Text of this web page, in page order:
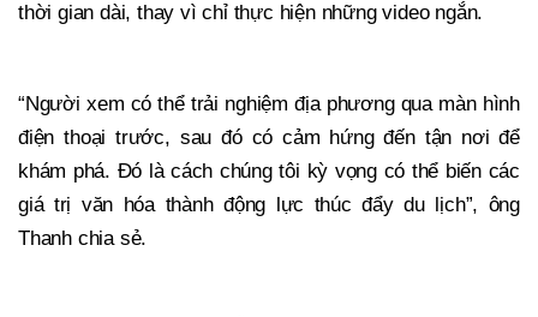
thời gian dài, thay vì chỉ thực hiện những video ngắn.
“Người xem có thể trải nghiệm địa phương qua màn hình
điện thoại trước, sau đó có cảm hứng đến tận nơi để
khám phá. Đó là cách chúng tôi kỳ vọng có thể biến các
giá trị văn hóa thành động lực thúc đẩy du lịch”, ông
Thanh chia sẻ.